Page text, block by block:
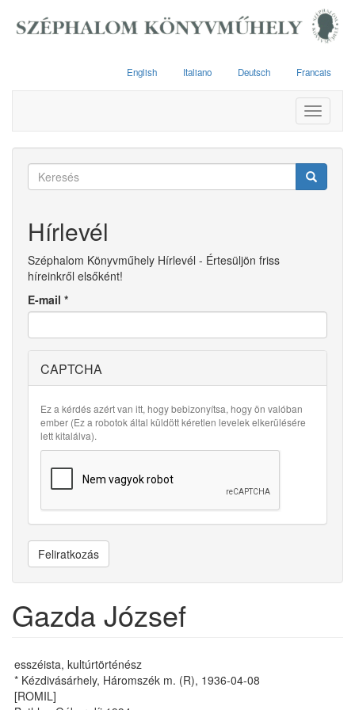
English Italiano Deutsch Francais
Toggle
Keresés
Hírlevél
Széphalom Könyvműhely Hírlevél - Értesüljön friss
híreinkről elsőként!
E-mail *
CAPTCHA
Ez a kérdés azért van itt, hogy bebizonyítsa, hogy ön valóban
ember (Ez a robotok által küldött kéretlen levelek elkerülésére
lett kitalálva).
Feliratkozás
Gazda József
esszéista, kultúrtörténész
* Kézdivásárhely, Háromszék m. (R), 1936-04-08
[ROMIL]